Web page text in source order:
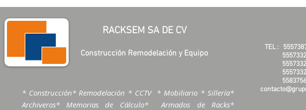
RACKSEM SA DE CV
Construcción Remodelación y Equipo
* Construcción* Remodelación * CCTV * Mobiliario * Sillería*
Archiveros* Memorias de Cálculo* Armados de Racks*
TEL :